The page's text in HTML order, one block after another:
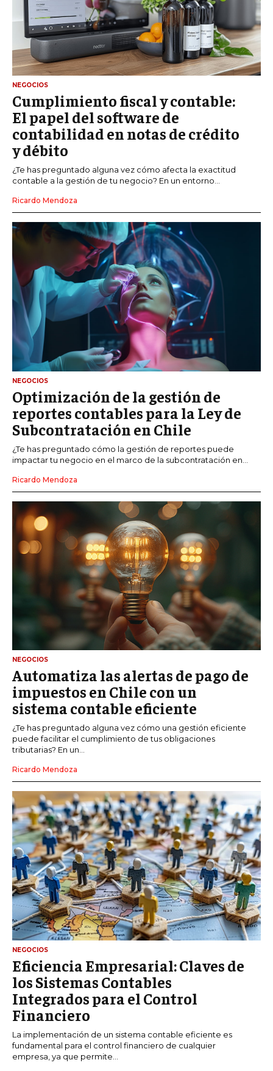
NEGOCIOS
Cumplimiento fiscal y contable:
El papel del software de
contabilidad en notas de crédito
y débito
¿Te has preguntado alguna vez cómo afecta la exactitud
contable a la gestión de tu negocio? En un entorno...
Ricardo Mendoza
NEGOCIOS
Optimización de la gestión de
reportes contables para la Ley de
Subcontratación en Chile
¿Te has preguntado cómo la gestión de reportes puede
impactar tu negocio en el marco de la subcontratación en...
Ricardo Mendoza
NEGOCIOS
Automatiza las alertas de pago de
impuestos en Chile con un
sistema contable eficiente
¿Te has preguntado alguna vez cómo una gestión eficiente
puede facilitar el cumplimiento de tus obligaciones
tributarias? En un...
Ricardo Mendoza
NEGOCIOS
Eficiencia Empresarial: Claves de
los Sistemas Contables
Integrados para el Control
Financiero
La implementación de un sistema contable eficiente es
fundamental para el control financiero de cualquier
empresa, ya que permite...